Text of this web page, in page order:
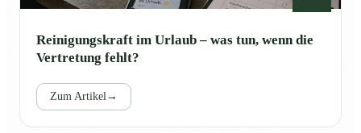
Reinigungskraft im Urlaub – was tun, wenn die
Vertretung fehlt?
Zum Artikel→